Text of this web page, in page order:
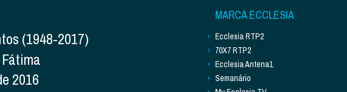
(1948-2017)
2016
MARCA ECCLESIA
Ecclesia RTP2
70X7 RTP2
Ecclesia Antena1
Semanário